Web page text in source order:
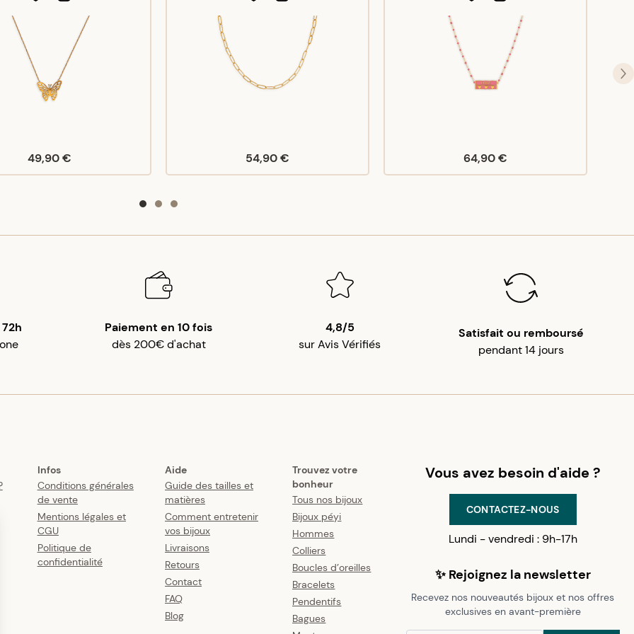
49,90 € 54,90 € 64,90 €
Paiement en 10 fois
dès 200€ d'achat
4,8/5
sur Avis Vérifiés
Satisfait ou remboursé
pendant 14 jours
Infos
Conditions générales
de vente
Mentions légales et
CGU
Politique de
confidentialité
Aide
Guide des tailles et
matières
Comment entretenir
vos bijoux
Livraisons
Retours
Contact
FAQ
Blog
Trouvez votre
bonheur
Tous nos bijoux
Bijoux péyi
Hommes
Colliers
Boucles d’oreilles
Bracelets
Pendentifs
Bagues
Vous avez besoin d'aide ?
CONTACTEZ-NOUS
Lundi - vendredi : 9h-17h
✨ Rejoignez la newsletter
Recevez nos nouveautés bijoux et nos offres
exclusives en avant-première